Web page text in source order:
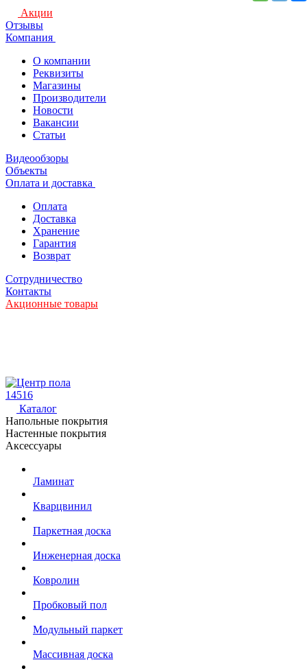
Акции
Отзывы
Компания
О компании
Реквизиты
Магазины
Производители
Новости
Вакансии
Статьи
Видеообзоры
Объекты
Оплата и доставка
Оплата
Доставка
Хранение
Гарантия
Возврат
Сотрудничество
Контакты
Акционные товары
14516
Каталог
Напольные покрытия
Настенные покрытия
Аксессуары
Ламинат
Кварцвинил
Паркетная доска
Инженерная доска
Ковролин
Пробковый пол
Модульный паркет
Массивная доска